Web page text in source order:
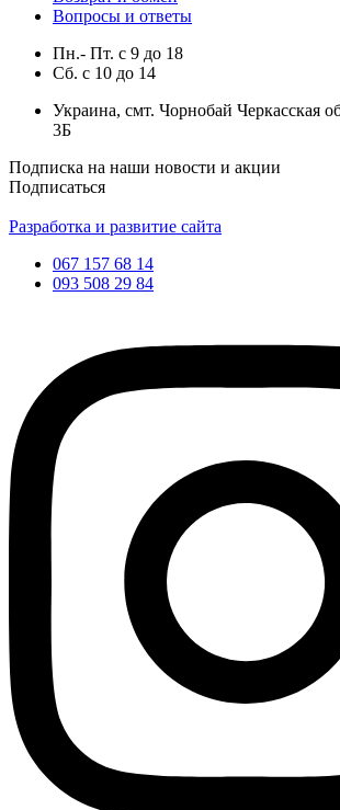
Вопросы и ответы
Пн.- Пт. с 9 до 18
Сб. с 10 до 14
Украина, смт. Чорнобай Черкасская
3Б
Подписка на наши новости и акции
Подписаться
Разработка и развитие сайта
067 157 68 14
093 508 29 84